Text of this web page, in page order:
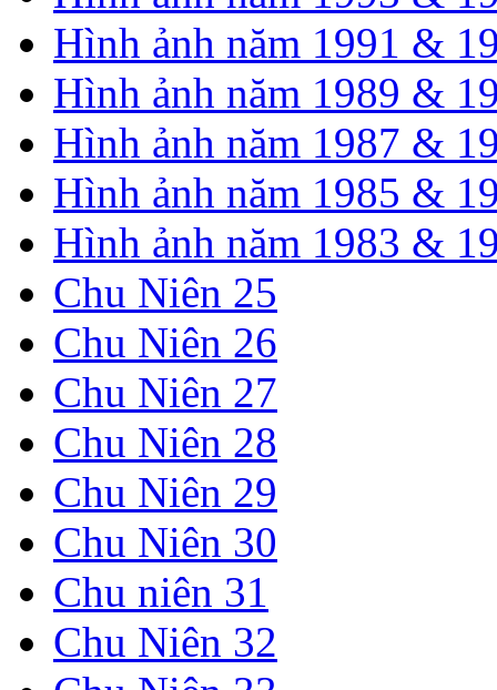
Hình ảnh năm 1991 &
Hình ảnh năm 1989 &
Hình ảnh năm 1987 &
Hình ảnh năm 1985 &
Hình ảnh năm 1983 &
Chu Niên 25
Chu Niên 26
Chu Niên 27
Chu Niên 28
Chu Niên 29
Chu Niên 30
Chu niên 31
Chu Niên 32